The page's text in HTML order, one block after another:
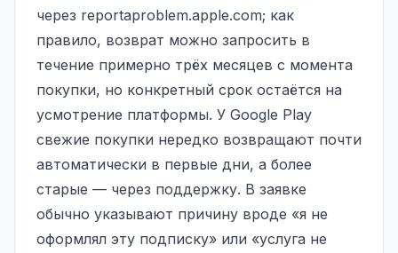
через reportaproblem.apple.com; как
правило, возврат можно запросить в
течение примерно трёх месяцев с момента
покупки, но конкретный срок остаётся на
усмотрение платформы. У Google Play
свежие покупки нередко возвращают почти
автоматически в первые дни, а более
старые — через поддержку. В заявке
обычно указывают причину вроде «я не
оформлял эту подписку» или «услуга не